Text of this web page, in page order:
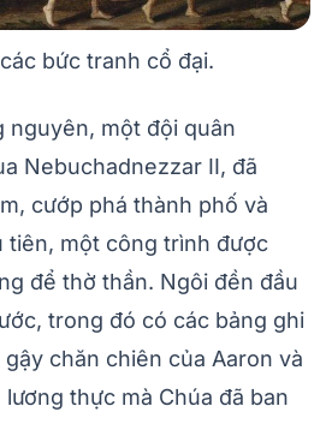
bức tranh cổ đại.
nguyên, một đội quân
Nebuchadnezzar II, đã
cướp phá thành phố và
tiên, một công trình được
để thờ thần. Ngôi đền đầu
trong đó có các bảng ghi
chăn chiên của Aaron và
thực mà Chúa đã ban